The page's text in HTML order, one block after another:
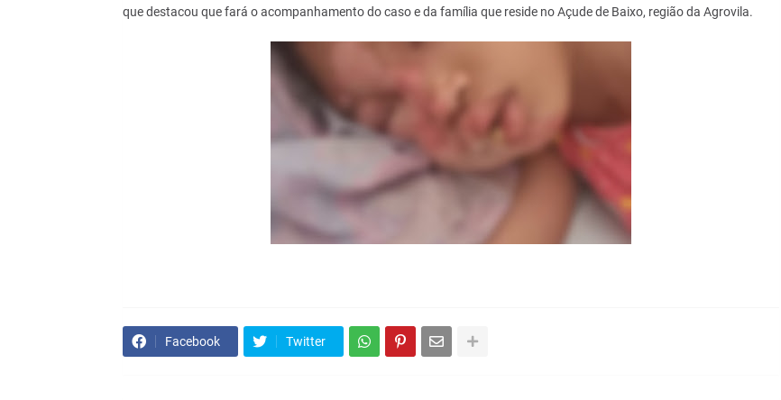
que destacou que fará o acompanhamento do caso e da família que reside no Açude de Baixo, região da Agrovila.
Facebook Twitter